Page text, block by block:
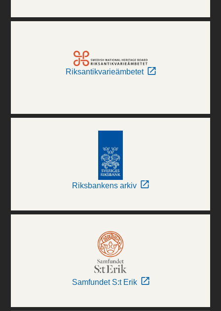
Riksantikvarieämbetet
Riksbankens arkiv
Samfundet S:t Erik